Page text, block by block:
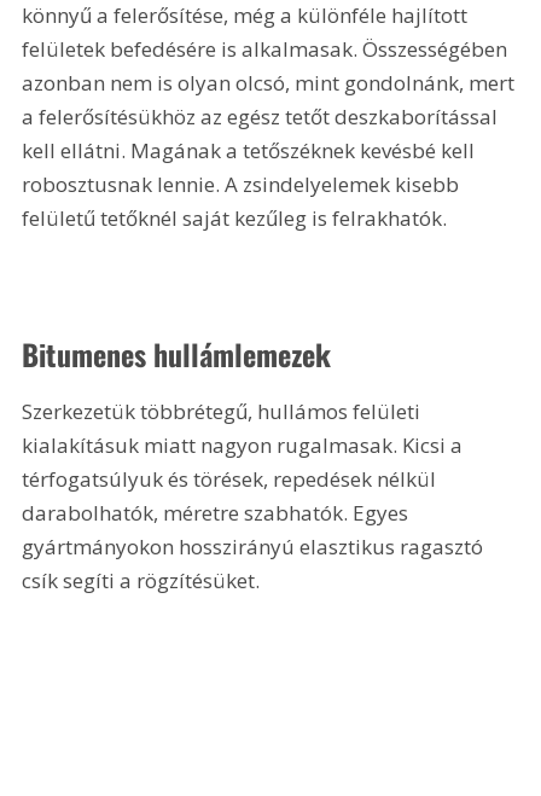
könnyű a felerősítése, még a különféle hajlított
felületek befedésére is alkalmasak. Összességében
azonban nem is olyan olcsó, mint gondolnánk, mert
a felerősítésükhöz az egész tetőt deszkaborítással
kell ellátni. Magának a tetőszéknek kevésbé kell
robosztusnak lennie. A zsindelyelemek kisebb
felületű tetőknél saját kezűleg is felrakhatók.
Bitumenes hullámlemezek
Szerkezetük többrétegű, hullámos felületi
kialakításuk miatt nagyon rugalmasak. Kicsi a
térfogatsúlyuk és törések, repedések nélkül
darabolhatók, méretre szabhatók. Egyes
gyártmányokon hosszirányú elasztikus ragasztó
csík segíti a rögzítésüket.